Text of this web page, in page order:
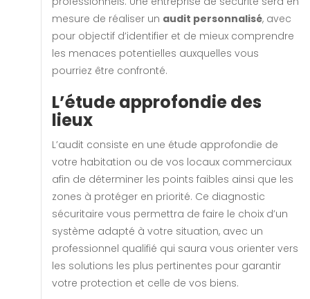
mesure de réaliser un audit personnalisé, avec
pour objectif d’identifier et de mieux comprendre
les menaces potentielles auxquelles vous
pourriez être confronté.
L’étude approfondie des
lieux
L’audit consiste en une étude approfondie de
votre habitation ou de vos locaux commerciaux
afin de déterminer les points faibles ainsi que les
zones à protéger en priorité. Ce diagnostic
sécuritaire vous permettra de faire le choix d’un
système adapté à votre situation, avec un
professionnel qualifié qui saura vous orienter vers
les solutions les plus pertinentes pour garantir
votre protection et celle de vos biens.